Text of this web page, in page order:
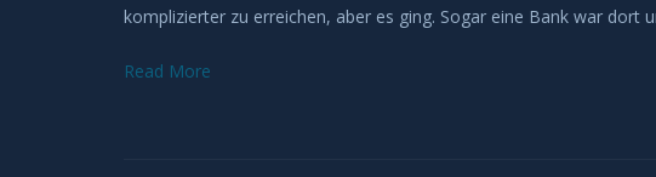
komplizierter zu erreichen, aber es ging. Sogar eine Bank war dort
Read More